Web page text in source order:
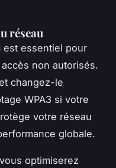
réseau
est essentiel pour
non autorisés.
changez-le
WPA3 si votre
votre réseau
globale.
optimiserez